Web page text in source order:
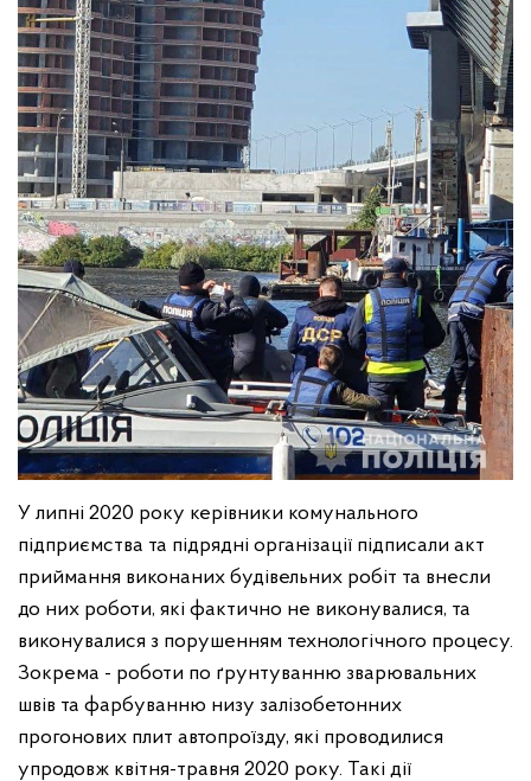
У липні 2020 року керівники комунального
підприємства та підрядні організації підписали акт
приймання виконаних будівельних робіт та внесли
до них роботи, які фактично не виконувалися, та
виконувалися з порушенням технологічного процесу.
Зокрема - роботи по ґрунтуванню зварювальних
швів та фарбуванню низу залізобетонних
прогонових плит автопроїзду, які проводилися
упродовж квітня-травня 2020 року. Такі дії